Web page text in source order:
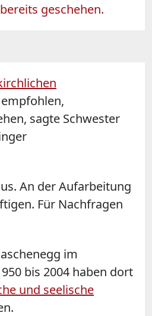
geschehen.
sagte Schwester
An der Aufarbeitung
Für Nachfragen
im
bis 2004 haben dort
und seelische